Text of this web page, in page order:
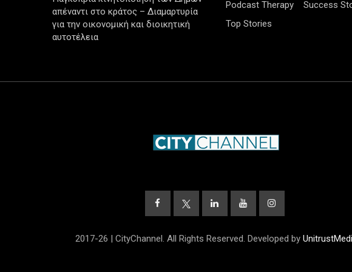
απέναντι στο κράτος – Διαμαρτυρία
για την οικονομική και διοικητική
αυτοτέλεια
Podcast Therapy
Success
Top Stories
2017-26 | CityChannel. All Rights Reserved. Developed by